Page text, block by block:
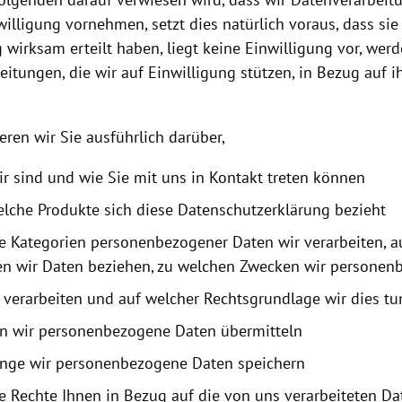
vornehmen, setzt dies natürlich voraus, dass
erteilt haben, liegt keine Einwilligung vor,
die wir auf Einwilligung stützen, in Bezug auf
wir Sie ausführlich darüber,
sind und wie Sie mit uns in Kontakt treten können
Produkte sich diese Datenschutzerklärung bezieht
Kategorien personenbezogener Daten wir verarbeiten,
wir Daten beziehen, zu welchen Zwecken wir
verarbeiten und auf welcher Rechtsgrundlage wir dies
wir personenbezogene Daten übermitteln
wir personenbezogene Daten speichern
Rechte Ihnen in Bezug auf die von uns verarbeiteten